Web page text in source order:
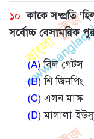
১০. কাকে সম্প্রতি
সর্বোচ্চ বেসামরিক
(A)বিল গেটস
(B)শি জিনপিং
(C) এলন মাস্ক
(D)মালালা